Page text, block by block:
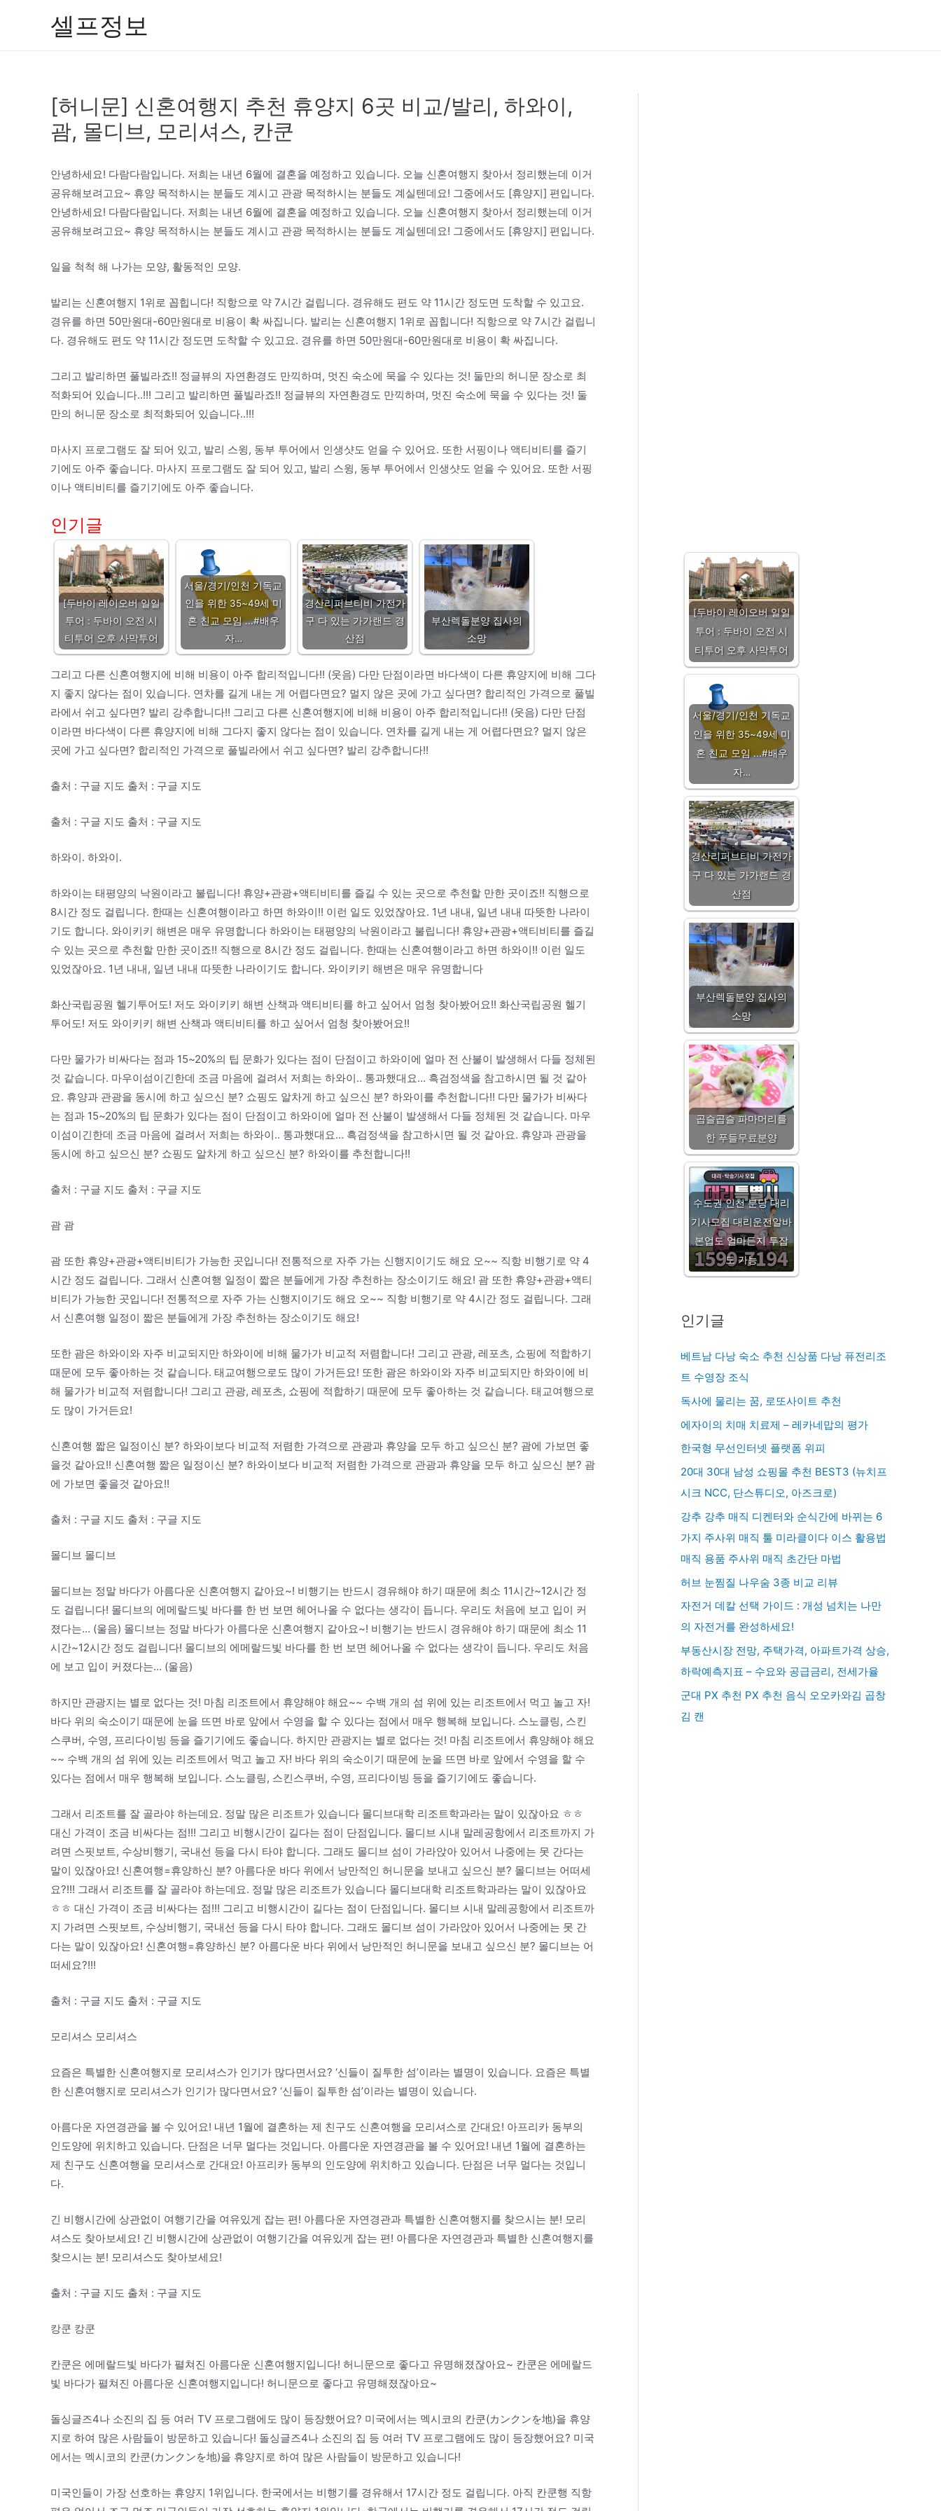
셀프정보
[허니문] 신혼여행지 추천 휴양지 6곳 비교/발리, 하와이,
괌, 몰디브, 모리셔스, 칸쿤
안녕하세요! 다람다람입니다. 저희는 내년 6월에 결혼을 예정하고 있습니다. 오늘 신혼여행지 찾아서 정리했는데 이거
공유해보려고요~ 휴양 목적하시는 분들도 계시고 관광 목적하시는 분들도 계실텐데요! 그중에서도 [휴양지] 편입니다.
안녕하세요! 다람다람입니다. 저희는 내년 6월에 결혼을 예정하고 있습니다. 오늘 신혼여행지 찾아서 정리했는데 이거
공유해보려고요~ 휴양 목적하시는 분들도 계시고 관광 목적하시는 분들도 계실텐데요! 그중에서도 [휴양지] 편입니다.
일을 척척 해 나가는 모양, 활동적인 모양.
발리는 신혼여행지 1위로 꼽힙니다! 직항으로 약 7시간 걸립니다. 경유해도 편도 약 11시간 정도면 도착할 수 있고요.
경유를 하면 50만원대-60만원대로 비용이 확 싸집니다. 발리는 신혼여행지 1위로 꼽힙니다! 직항으로 약 7시간 걸립니
다. 경유해도 편도 약 11시간 정도면 도착할 수 있고요. 경유를 하면 50만원대-60만원대로 비용이 확 싸집니다.
그리고 발리하면 풀빌라죠!! 정글뷰의 자연환경도 만끽하며, 멋진 숙소에 묵을 수 있다는 것! 둘만의 허니문 장소로 최
적화되어 있습니다..!!! 그리고 발리하면 풀빌라죠!! 정글뷰의 자연환경도 만끽하며, 멋진 숙소에 묵을 수 있다는 것! 둘
만의 허니문 장소로 최적화되어 있습니다..!!!
마사지 프로그램도 잘 되어 있고, 발리 스윙, 동부 투어에서 인생샷도 얻을 수 있어요. 또한 서핑이나 액티비티를 즐기
기에도 아주 좋습니다. 마사지 프로그램도 잘 되어 있고, 발리 스윙, 동부 투어에서 인생샷도 얻을 수 있어요. 또한 서핑
이나 액티비티를 즐기기에도 아주 좋습니다.
인기글
[두바이 레이오버 일일
투어 : 두바이 오전 시
티투어 오후 사막투어
서울/경기/인천 기독교
인을 위한 35~49세 미
혼 친교 모임 ...#배우
자…
경산리퍼브티비 가전가
구 다 있는 가가랜드 경
산점
부산렉돌분양 집사의
소망
그리고 다른 신혼여행지에 비해 비용이 아주 합리적입니다!! (웃음) 다만 단점이라면 바다색이 다른 휴양지에 비해 그다
지 좋지 않다는 점이 있습니다. 연차를 길게 내는 게 어렵다면요? 멀지 않은 곳에 가고 싶다면? 합리적인 가격으로 풀빌
라에서 쉬고 싶다면? 발리 강추합니다!! 그리고 다른 신혼여행지에 비해 비용이 아주 합리적입니다!! (웃음) 다만 단점
이라면 바다색이 다른 휴양지에 비해 그다지 좋지 않다는 점이 있습니다. 연차를 길게 내는 게 어렵다면요? 멀지 않은
곳에 가고 싶다면? 합리적인 가격으로 풀빌라에서 쉬고 싶다면? 발리 강추합니다!!
출처 : 구글 지도 출처 : 구글 지도
출처 : 구글 지도 출처 : 구글 지도
하와이. 하와이.
하와이는 태평양의 낙원이라고 불립니다! 휴양+관광+액티비티를 즐길 수 있는 곳으로 추천할 만한 곳이죠!! 직행으로
8시간 정도 걸립니다. 한때는 신혼여행이라고 하면 하와이!! 이런 일도 있었잖아요. 1년 내내, 일년 내내 따뜻한 나라이
기도 합니다. 와이키키 해변은 매우 유명합니다 하와이는 태평양의 낙원이라고 불립니다! 휴양+관광+액티비티를 즐길
수 있는 곳으로 추천할 만한 곳이죠!! 직행으로 8시간 정도 걸립니다. 한때는 신혼여행이라고 하면 하와이!! 이런 일도
있었잖아요. 1년 내내, 일년 내내 따뜻한 나라이기도 합니다. 와이키키 해변은 매우 유명합니다
화산국립공원 헬기투어도! 저도 와이키키 해변 산책과 액티비티를 하고 싶어서 엄청 찾아봤어요!! 화산국립공원 헬기
투어도! 저도 와이키키 해변 산책과 액티비티를 하고 싶어서 엄청 찾아봤어요!!
다만 물가가 비싸다는 점과 15~20%의 팁 문화가 있다는 점이 단점이고 하와이에 얼마 전 산불이 발생해서 다들 정체된
것 같습니다. 마우이섬이긴한데 조금 마음에 걸려서 저희는 하와이.. 통과했대요… 흑검정색을 참고하시면 될 것 같아
요. 휴양과 관광을 동시에 하고 싶으신 분? 쇼핑도 알차게 하고 싶으신 분? 하와이를 추천합니다!! 다만 물가가 비싸다
는 점과 15~20%의 팁 문화가 있다는 점이 단점이고 하와이에 얼마 전 산불이 발생해서 다들 정체된 것 같습니다. 마우
이섬이긴한데 조금 마음에 걸려서 저희는 하와이.. 통과했대요… 흑검정색을 참고하시면 될 것 같아요. 휴양과 관광을
동시에 하고 싶으신 분? 쇼핑도 알차게 하고 싶으신 분? 하와이를 추천합니다!!
출처 : 구글 지도 출처 : 구글 지도
괌 괌
괌 또한 휴양+관광+액티비티가 가능한 곳입니다! 전통적으로 자주 가는 신행지이기도 해요 오~~ 직항 비행기로 약 4
시간 정도 걸립니다. 그래서 신혼여행 일정이 짧은 분들에게 가장 추천하는 장소이기도 해요! 괌 또한 휴양+관광+액티
비티가 가능한 곳입니다! 전통적으로 자주 가는 신행지이기도 해요 오~~ 직항 비행기로 약 4시간 정도 걸립니다. 그래
서 신혼여행 일정이 짧은 분들에게 가장 추천하는 장소이기도 해요!
또한 괌은 하와이와 자주 비교되지만 하와이에 비해 물가가 비교적 저렴합니다! 그리고 관광, 레포츠, 쇼핑에 적합하기
때문에 모두 좋아하는 것 같습니다. 태교여행으로도 많이 가거든요! 또한 괌은 하와이와 자주 비교되지만 하와이에 비
해 물가가 비교적 저렴합니다! 그리고 관광, 레포츠, 쇼핑에 적합하기 때문에 모두 좋아하는 것 같습니다. 태교여행으로
도 많이 가거든요!
신혼여행 짧은 일정이신 분? 하와이보다 비교적 저렴한 가격으로 관광과 휴양을 모두 하고 싶으신 분? 괌에 가보면 좋
을것 같아요!! 신혼여행 짧은 일정이신 분? 하와이보다 비교적 저렴한 가격으로 관광과 휴양을 모두 하고 싶으신 분? 괌
에 가보면 좋을것 같아요!!
출처 : 구글 지도 출처 : 구글 지도
몰디브 몰디브
몰디브는 정말 바다가 아름다운 신혼여행지 같아요~! 비행기는 반드시 경유해야 하기 때문에 최소 11시간~12시간 정
도 걸립니다! 몰디브의 에메랄드빛 바다를 한 번 보면 헤어나올 수 없다는 생각이 듭니다. 우리도 처음에 보고 입이 커
졌다는… (울음) 몰디브는 정말 바다가 아름다운 신혼여행지 같아요~! 비행기는 반드시 경유해야 하기 때문에 최소 11
시간~12시간 정도 걸립니다! 몰디브의 에메랄드빛 바다를 한 번 보면 헤어나올 수 없다는 생각이 듭니다. 우리도 처음
에 보고 입이 커졌다는… (울음)
하지만 관광지는 별로 없다는 것! 마침 리조트에서 휴양해야 해요~~ 수백 개의 섬 위에 있는 리조트에서 먹고 놀고 자!
바다 위의 숙소이기 때문에 눈을 뜨면 바로 앞에서 수영을 할 수 있다는 점에서 매우 행복해 보입니다. 스노클링, 스킨
스쿠버, 수영, 프리다이빙 등을 즐기기에도 좋습니다. 하지만 관광지는 별로 없다는 것! 마침 리조트에서 휴양해야 해요
~~ 수백 개의 섬 위에 있는 리조트에서 먹고 놀고 자! 바다 위의 숙소이기 때문에 눈을 뜨면 바로 앞에서 수영을 할 수
있다는 점에서 매우 행복해 보입니다. 스노클링, 스킨스쿠버, 수영, 프리다이빙 등을 즐기기에도 좋습니다.
그래서 리조트를 잘 골라야 하는데요. 정말 많은 리조트가 있습니다 몰디브대학 리조트학과라는 말이 있잖아요 ㅎㅎ
대신 가격이 조금 비싸다는 점!!! 그리고 비행시간이 길다는 점이 단점입니다. 몰디브 시내 말레공항에서 리조트까지 가
려면 스핏보트, 수상비행기, 국내선 등을 다시 타야 합니다. 그래도 몰디브 섬이 가라앉아 있어서 나중에는 못 간다는
말이 있잖아요! 신혼여행=휴양하신 분? 아름다운 바다 위에서 낭만적인 허니문을 보내고 싶으신 분? 몰디브는 어떠세
요?!!! 그래서 리조트를 잘 골라야 하는데요. 정말 많은 리조트가 있습니다 몰디브대학 리조트학과라는 말이 있잖아요
ㅎㅎ 대신 가격이 조금 비싸다는 점!!! 그리고 비행시간이 길다는 점이 단점입니다. 몰디브 시내 말레공항에서 리조트까
지 가려면 스핏보트, 수상비행기, 국내선 등을 다시 타야 합니다. 그래도 몰디브 섬이 가라앉아 있어서 나중에는 못 간
다는 말이 있잖아요! 신혼여행=휴양하신 분? 아름다운 바다 위에서 낭만적인 허니문을 보내고 싶으신 분? 몰디브는 어
떠세요?!!!
출처 : 구글 지도 출처 : 구글 지도
모리셔스 모리셔스
요즘은 특별한 신혼여행지로 모리셔스가 인기가 많다면서요? ‘신들이 질투한 섬’이라는 별명이 있습니다. 요즘은 특별
한 신혼여행지로 모리셔스가 인기가 많다면서요? ‘신들이 질투한 섬’이라는 별명이 있습니다.
아름다운 자연경관을 볼 수 있어요! 내년 1월에 결혼하는 제 친구도 신혼여행을 모리셔스로 간대요! 아프리카 동부의
인도양에 위치하고 있습니다. 단점은 너무 멀다는 것입니다. 아름다운 자연경관을 볼 수 있어요! 내년 1월에 결혼하는
제 친구도 신혼여행을 모리셔스로 간대요! 아프리카 동부의 인도양에 위치하고 있습니다. 단점은 너무 멀다는 것입니
다.
긴 비행시간에 상관없이 여행기간을 여유있게 잡는 편! 아름다운 자연경관과 특별한 신혼여행지를 찾으시는 분! 모리
셔스도 찾아보세요! 긴 비행시간에 상관없이 여행기간을 여유있게 잡는 편! 아름다운 자연경관과 특별한 신혼여행지를
찾으시는 분! 모리셔스도 찾아보세요!
출처 : 구글 지도 출처 : 구글 지도
캉쿤 캉쿤
칸쿤은 에메랄드빛 바다가 펼쳐진 아름다운 신혼여행지입니다! 허니문으로 좋다고 유명해졌잖아요~ 칸쿤은 에메랄드
빛 바다가 펼쳐진 아름다운 신혼여행지입니다! 허니문으로 좋다고 유명해졌잖아요~
돌싱글즈4나 소진의 집 등 여러 TV 프로그램에도 많이 등장했어요? 미국에서는 멕시코의 칸쿤(カンクンを地)을 휴양
지로 하여 많은 사람들이 방문하고 있습니다! 돌싱글즈4나 소진의 집 등 여러 TV 프로그램에도 많이 등장했어요? 미국
에서는 멕시코의 칸쿤(カンクンを地)을 휴양지로 하여 많은 사람들이 방문하고 있습니다!
미국인들이 가장 선호하는 휴양지 1위입니다. 한국에서는 비행기를 경유해서 17시간 정도 걸립니다. 아직 칸쿤행 직항
[두바이 레이오버 일일
투어 : 두바이 오전 시
티투어 오후 사막투어
서울/경기/인천 기독교
인을 위한 35~49세 미
혼 친교 모임 ...#배우
자…
경산리퍼브티비 가전가
구 다 있는 가가랜드 경
산점
부산렉돌분양 집사의
소망
곱슬곱슬 파마머리를
한 푸들무료분양
수도권 인천 분당 대리
기사모집 대리운전알바
본업도 얼마든지 투잡
도 가능
인기글
베트남 다낭 숙소 추천 신상품 다낭 퓨전리조
트 수영장 조식
독사에 물리는 꿈, 로또사이트 추천
에자이의 치매 치료제 – 레카네맙의 평가
한국형 무선인터넷 플랫폼 위피
20대 30대 남성 쇼핑몰 추천 BEST3 (뉴치프
시크 NCC, 단스튜디오, 아즈크로)
강추 강추 매직 디켄터와 순식간에 바뀌는 6
가지 주사위 매직 툴 미라클이다 이스 활용법
매직 용품 주사위 매직 초간단 마법
허브 눈찜질 나우숨 3종 비교 리뷰
자전거 데칼 선택 가이드 : 개성 넘치는 나만
의 자전거를 완성하세요!
부동산시장 전망, 주택가격, 아파트가격 상승,
하락예측지표 – 수요와 공급금리, 전세가율
군대 PX 추천 PX 추천 음식 오오카와김 곱창
김 캔